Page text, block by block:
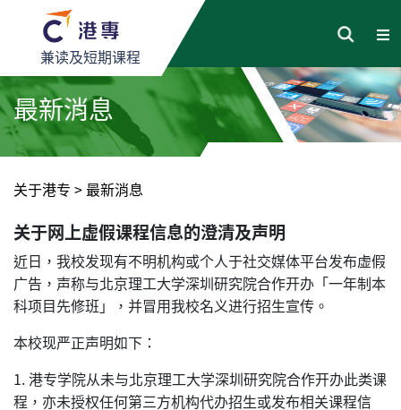
兼读及短期课程
最新消息
关于港专 > 最新消息
关于网上虚假课程信息的澄清及声明
近日，我校发现有不明机构或个人于社交媒体平台发布虚假
广告，声称与北京理工大学深圳研究院合作开办「一年制本
科项目先修班」，并冒用我校名义进行招生宣传。
本校现严正声明如下：
1. 港专学院从未与北京理工大学深圳研究院合作开办此类课
程，亦未授权任何第三方机构代办招生或发布相关课程信